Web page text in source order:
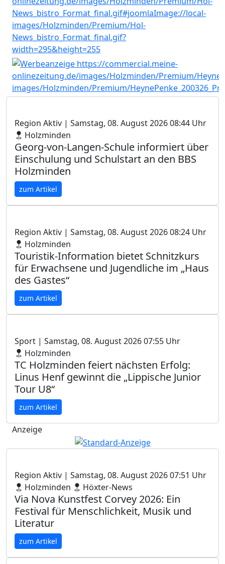
Region Aktiv | Samstag, 08. August 2026 08:44 Uhr
Holzminden
Georg-von-Langen-Schule informiert über
Einschulung und Schulstart an den BBS
Holzminden
zum Artikel
Region Aktiv | Samstag, 08. August 2026 08:24 Uhr
Holzminden
Touristik-Information bietet Schnitzkurs
für Erwachsene und Jugendliche im „Haus
des Gastes“
zum Artikel
Sport | Samstag, 08. August 2026 07:55 Uhr
Holzminden
TC Holzminden feiert nächsten Erfolg:
Linus Henf gewinnt die „Lippische Junior
Tour U8“
zum Artikel
Anzeige
Region Aktiv | Samstag, 08. August 2026 07:51 Uhr
Holzminden
Höxter-News
Via Nova Kunstfest Corvey 2026: Ein
Festival für Menschlichkeit, Musik und
Literatur
zum Artikel